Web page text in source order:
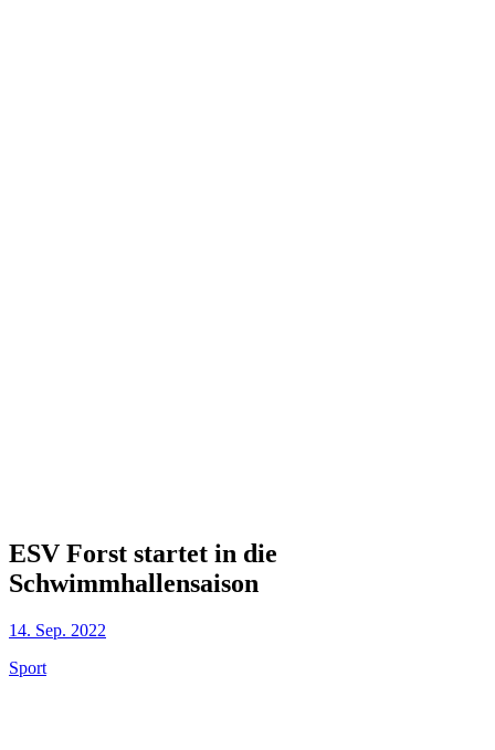
ESV Forst startet in die
Schwimmhallensaison
14. Sep. 2022
Sport